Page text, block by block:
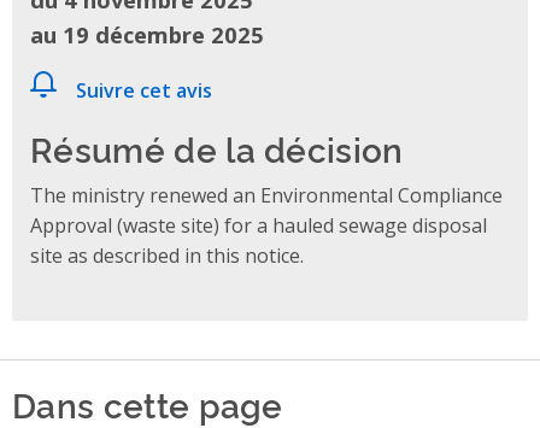
au 19 décembre 2025
Suivre cet avis
Résumé de la décision
The ministry renewed an Environmental Compliance
Approval (waste site) for a hauled sewage disposal
site as described in this notice.
Dans cette page